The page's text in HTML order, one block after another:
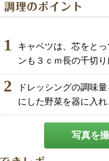
1
キャベツは、芯をと
ンも３ｃｍ長の千切り
2
ドレッシングの調味
にした野菜を器に入
写真を